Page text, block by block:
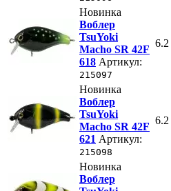
Новинка
Воблер
TsuYoki
Macho SR 42F
618 Артикул:
215097
6.2
Новинка
Воблер
TsuYoki
Macho SR 42F
621 Артикул:
215098
6.2
Новинка
Воблер